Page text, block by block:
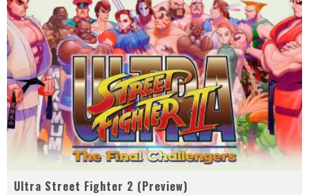
Ultra Street Fighter 2 (Preview)